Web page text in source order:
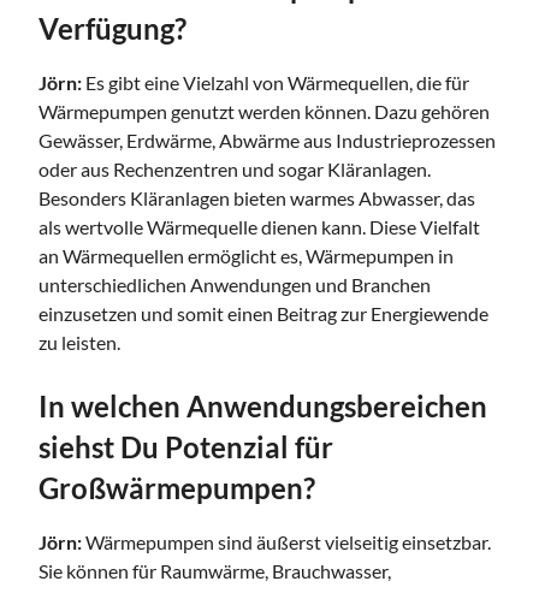
Verfügung?
Jörn: Es gibt eine Vielzahl von Wärmequellen, die für
Wärmepumpen genutzt werden können. Dazu gehören
Gewässer, Erdwärme, Abwärme aus Industrieprozessen
oder aus Rechenzentren und sogar Kläranlagen.
Besonders Kläranlagen bieten warmes Abwasser, das
als wertvolle Wärmequelle dienen kann. Diese Vielfalt
an Wärmequellen ermöglicht es, Wärmepumpen in
unterschiedlichen Anwendungen und Branchen
einzusetzen und somit einen Beitrag zur Energiewende
zu leisten.
In welchen Anwendungsbereichen
siehst Du Potenzial für
Großwärmepumpen?
Jörn:Wärmepumpen sind äußerst vielseitig einsetzbar.
Sie können für Raumwärme, Brauchwasser,